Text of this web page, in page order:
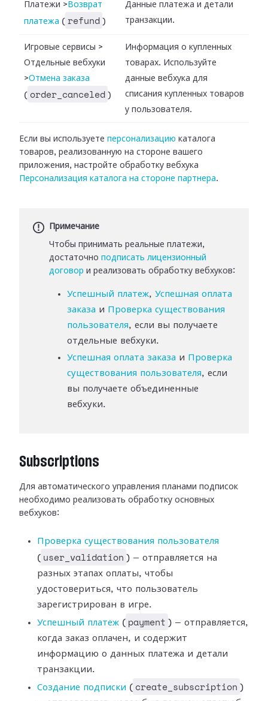
Платежи > Возврат
платежа ( refund )
Данные платежа и детали
транзакции.
Игровые сервисы >
Отдельные вебхуки
>Отмена заказа
( order_canceled )
Информация о купленных
товарах. Используйте
данные вебхука для
списания купленных товаров
у пользователя.
Если вы используете персонализацию каталога
товаров, реализованную на стороне вашего
приложения, настройте обработку вебхука
Персонализация каталога на стороне партнера.
Примечание
Чтобы принимать реальные платежи,
достаточно подписать лицензионный
договор и реализовать обработку вебхуков:
Успешный платеж, Успешная оплата
заказа и Проверка существования
пользователя, если вы получаете
отдельные вебхуки.
Успешная оплата заказа и Проверка
существования пользователя, если
вы получаете объединенные
вебхуки.
Subscriptions
Для автоматического управления планами подписок
необходимо реализовать обработку основных
вебхуков:
Проверка существования пользователя
( user_validation ) — отправляется на
разных этапах оплаты, чтобы
удостовериться, что пользователь
зарегистрирован в игре.
Успешный платеж ( payment ) — отправляется,
когда заказ оплачен, и содержит
информацию о данных платежа и детали
транзакции.
Создание подписки ( create_subscription )